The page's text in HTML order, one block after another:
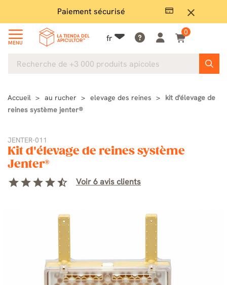
close
Paiement sécurisé
MENU fr
0
Accueil au rucher elevage des reines
kit d'élevage de
reines système jenter®
JENTER-011
Kit d'élevage de reines système
Jenter®
starstarstarstarstar_half Voir 6 avis clients